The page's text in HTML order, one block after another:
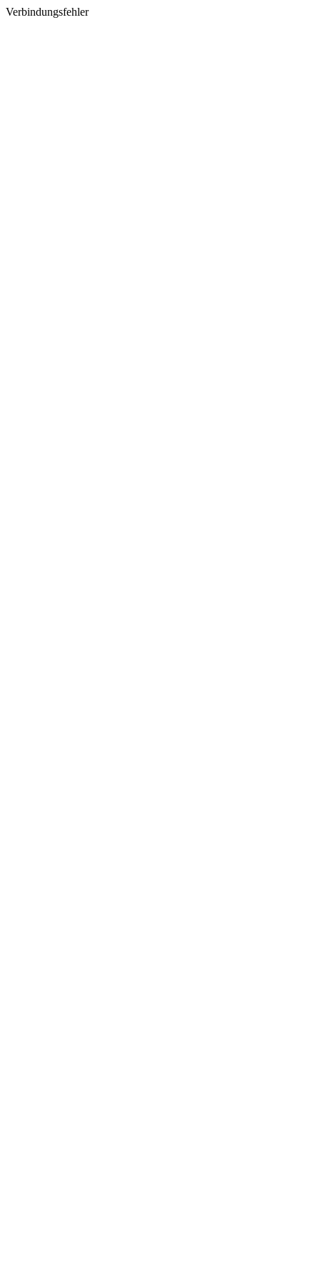
Verbindungsfehler